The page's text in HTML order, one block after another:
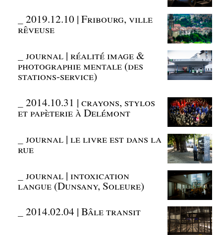
_2019.12.10 | Fribourg, ville
rêveuse
_journal | réalité image &
photographie mentale (des
stations-service)
_2014.10.31 | crayons, stylos
et papèterie à Delémont
_journal | le livre est dans la
rue
_journal | intoxication
langue (Dunsany, Soleure)
_2014.02.04 | Bâle transit